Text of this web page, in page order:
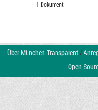
1 Dokument
Über München-Transparent/
Open-